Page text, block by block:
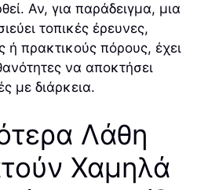
Αν, για παράδειγμα, μια
τοπικές έρευνες,
ή πρακτικούς πόρους, έχει
να αποκτήσει
με διάρκεια.
Λάθη
Χαμηλά